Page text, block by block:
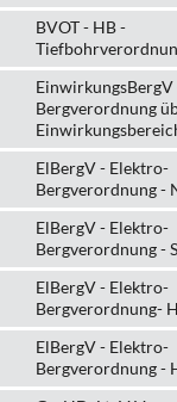
BVOT - HB -
EinwirkungsBergV
Bergverordnung
ElBergV - Elektro-
Bergverordnung -
ElBergV - Elektro-
Bergverordnung -
ElBergV - Elektro-
Bergverordnung-
ElBergV - Elektro-
Bergverordnung -